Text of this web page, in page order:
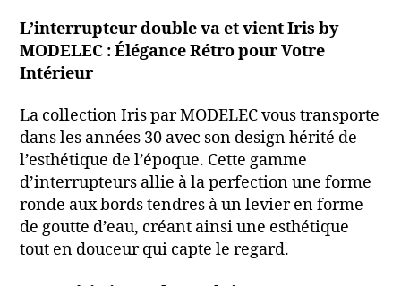
L’interrupteur double va et vient Iris by
MODELEC : Élégance Rétro pour Votre
Intérieur
La collection Iris par MODELEC vous transporte
dans les années 30 avec son design hérité de
l’esthétique de l’époque. Cette gamme
d’interrupteurs allie à la perfection une forme
ronde aux bords tendres à un levier en forme
de goutte d’eau, créant ainsi une esthétique
tout en douceur qui capte le regard.